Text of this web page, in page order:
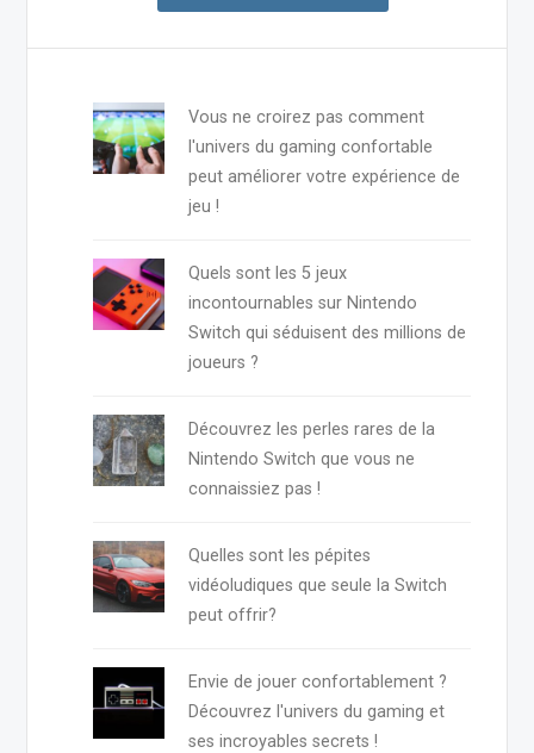
Vous ne croirez pas comment
l'univers du gaming confortable
peut améliorer votre expérience de
jeu !
Quels sont les 5 jeux
incontournables sur Nintendo
Switch qui séduisent des millions de
joueurs ?
Découvrez les perles rares de la
Nintendo Switch que vous ne
connaissiez pas !
Quelles sont les pépites
vidéoludiques que seule la Switch
peut offrir?
Envie de jouer confortablement ?
Découvrez l'univers du gaming et
ses incroyables secrets !